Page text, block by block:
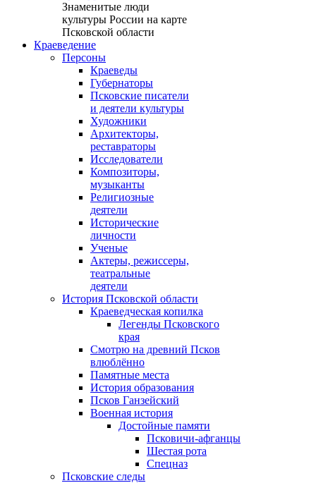
Знаменитые люди
культуры России на карте
Псковской области
Краеведение
Персоны
Краеведы
Губернаторы
Псковские писатели
и деятели культуры
Художники
Архитекторы,
реставраторы
Исследователи
Композиторы,
музыканты
Религиозные
деятели
Исторические
личности
Ученые
Актеры, режиссеры,
театральные
деятели
История Псковской области
Краеведческая копилка
Легенды Псковского
края
Смотрю на древний Псков
влюблённо
Памятные места
История образования
Псков Ганзейский
Военная история
Достойные памяти
Псковичи-афганцы
Шестая рота
Спецназ
Псковские следы